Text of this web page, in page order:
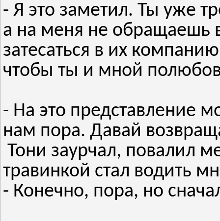
- Я это заметил. Ты уже
а на меня не
затесаться в их
чтобы ты и мной
- На это представление
нам пора. Давай
Тони заурчал, повалил
травинкой стал водить
- Конечно, пора, но